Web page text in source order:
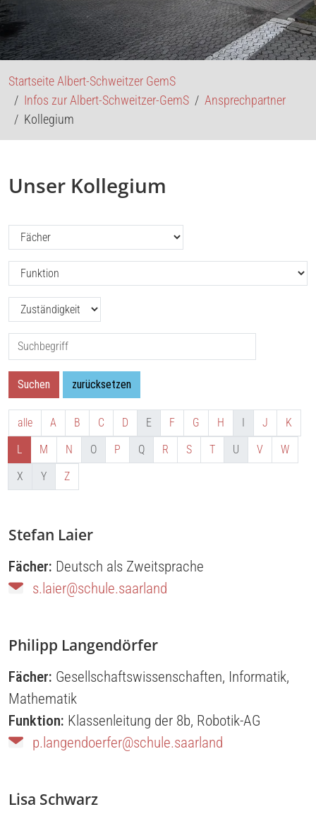
Startseite Albert-Schweitzer GemS
Infos zur Albert-Schweitzer-GemS
Ansprechpartner
Kollegium
Unser Kollegium
Filtern nach: Fächer (ASG)
Filtern nach: Funktion (ASG)
Filtern nach: Zuständigkeit (ASG)
Suche nach:
Suchen zurücksetzen
alle A B C D E F G H I J
K
L
M N O P Q R S T U V
W
X
Y Z
Stefan Laier
Fächer: Deutsch als Zweitsprache
s.laier@schule.saarland
Philipp Langendörfer
Fächer: Gesellschaftswissenschaften, Informatik,
Mathematik
Funktion: Klassenleitung der 8b, Robotik-AG
p.langendoerfer@schule.saarland
Lisa Schwarz